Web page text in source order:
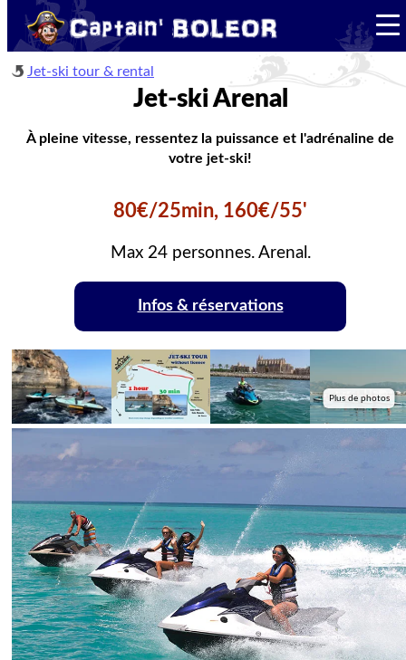
Jet-ski tour & rental
Jet-ski Arenal
À pleine vitesse, ressentez la puissance et l'adrénaline de
votre jet-ski!
80€/25min, 160€/55'
Max 24 personnes. Arenal.
Infos & réservations
Plus de photos